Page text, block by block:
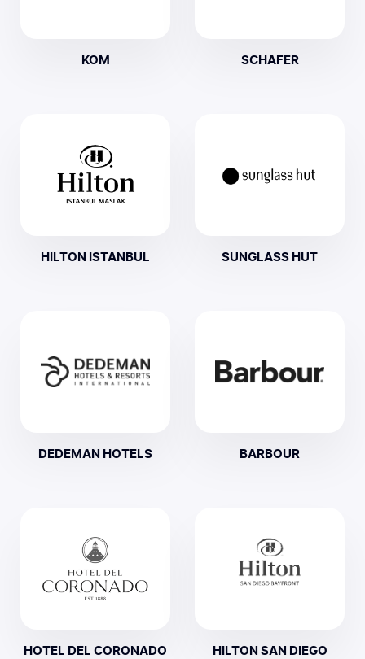
KOM SCHAFER
HILTON ISTANBUL SUNGLASS HUT
DEDEMAN HOTELS BARBOUR
HOTEL DEL CORONADO
HILTON SAN DIEGO